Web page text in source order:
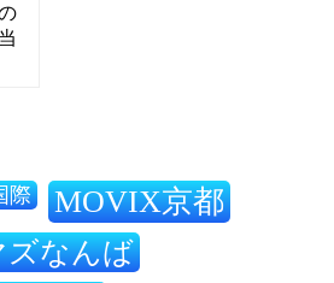
際 MOVIX京都
ズなんば